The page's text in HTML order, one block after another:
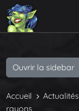
Accueil Actualités
rayons
Ouvrir la sidebar